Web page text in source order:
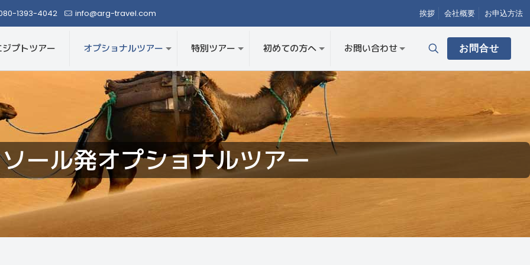
1393-4042 info@arg-travel.com 挨拶 会社概要 お申込方法
ジプトツアー オプショナルツアー 特別ツアー 初めての方へ お問い合わせ お問合せ
ール発オプショナルツアー